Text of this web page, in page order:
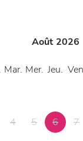
Août 2026
Mar. Mer. Jeu.
4 5 6 7